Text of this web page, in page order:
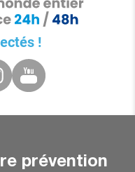
!
prévention